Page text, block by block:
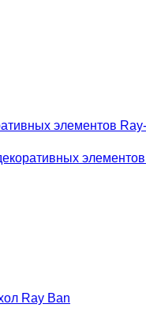
элементов
Ray Ban